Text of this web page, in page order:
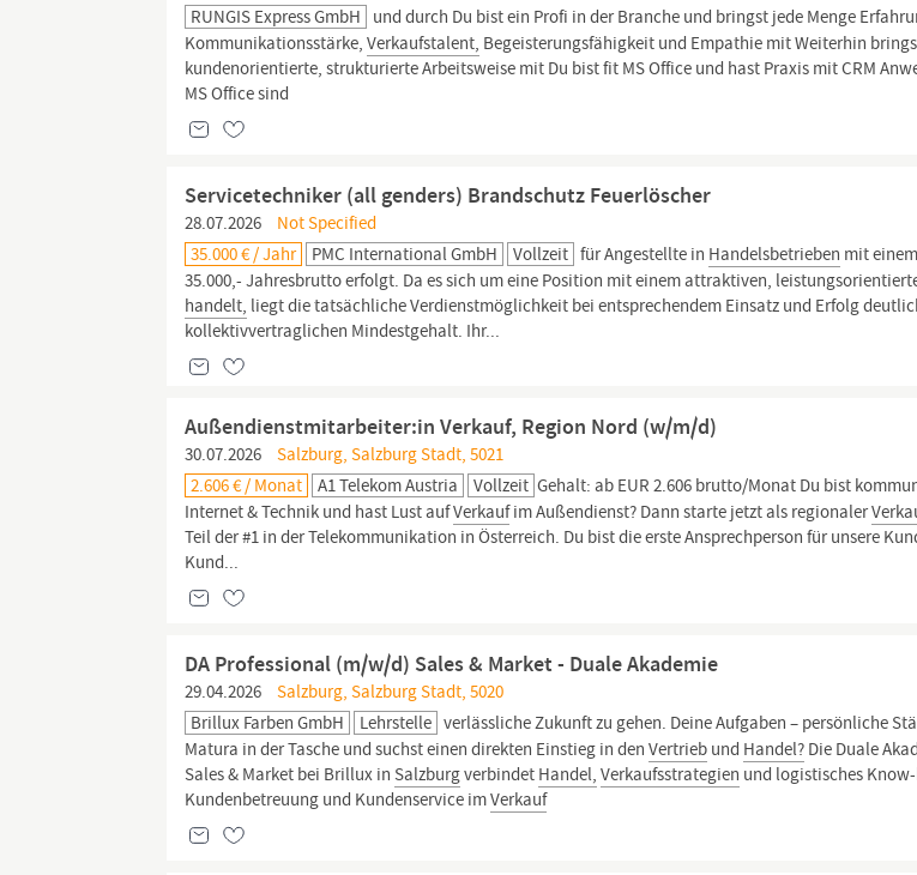
RUNGIS Express GmbH und durch Du bist ein Profi in der Branche und bringst jede Menge
Kommunikationsstärke,Verkaufstalent, Begeisterungsfähigkeit und Empathie mit Weiterhin
kundenorientierte, strukturierte Arbeitsweise mit Du bist fit MS Office und hast Praxis mit CRM
MS Office sind
Servicetechniker (all genders) Brandschutz Feuerlöscher
28.07.2026
Not Specified
35.000 € / Jahr
PMC International GmbH Vollzeit für Angestellte in Handelsbetrieben mit
35.000,- Jahresbrutto erfolgt. Da es sich um eine Position mit einem attraktiven,
handelt, liegt die tatsächliche Verdienstmöglichkeit bei entsprechendem Einsatz und Erfolg
kollektivvertraglichen Mindestgehalt. Ihr...
Außendienstmitarbeiter:in Verkauf, Region Nord (w/m/d)
30.07.2026
Salzburg, Salzburg Stadt, 5021
2.606 € / Monat
A1 Telekom Austria Vollzeit Gehalt: ab EUR 2.606 brutto/Monat Du bist
Internet & Technik und hast Lust aufVerkaufim Außendienst? Dann starte jetzt als regionaler
Teil der #1 in der Telekommunikation in Österreich. Du bist die erste Ansprechperson für unsere
Kund...
DA Professional (m/w/d) Sales & Market - Duale Akademie
29.04.2026
Salzburg, Salzburg Stadt, 5020
Brillux Farben GmbH
Lehrstelle verlässliche Zukunft zu gehen. Deine Aufgaben – persönliche
Matura in der Tasche und suchst einen direkten Einstieg in denVertrieb und Handel? Die Duale
Sales & Market bei Brillux in Salzburgverbindet Handel, Verkaufsstrategien und logistisches
Kundenbetreuung und Kundenservice imVerkauf